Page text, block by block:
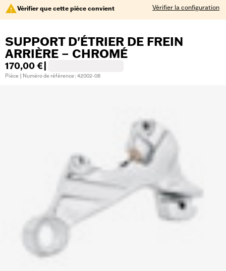
Vérifier que cette pièce convient Vérifier la configuration
SUPPORT D'ÉTRIER DE FREIN
ARRIÈRE – CHROMÉ
170,00 €
Pièce | Numéro de référence : 42002-08